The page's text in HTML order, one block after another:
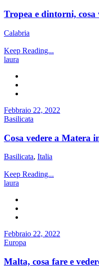
Tropea e dintorni, cosa
Calabria
Keep Reading...
laura
Febbraio 22, 2022
Basilicata
Cosa vedere a Matera
Basilicata, Italia
Keep Reading...
laura
Febbraio 22, 2022
Europa
Malta, cosa fare e